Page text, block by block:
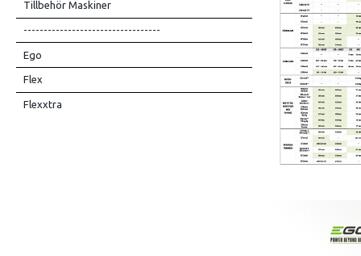
Tillbehör Maskiner
----------------------------------
Ego
Flex
Flexxtra